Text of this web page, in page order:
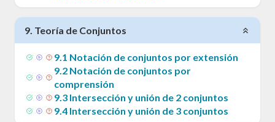
9. Teoría de Conjuntos
9.1 Notación de conjuntos por extensión
9.2 Notación de conjuntos por
comprensión
9.3 Intersección y unión de 2 conjuntos
9.4 Intersección y unión de 3 conjuntos